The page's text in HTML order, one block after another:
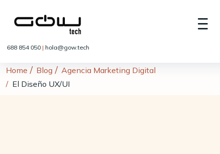
688 854 050 | hola@gow.tech
Home Blog
Agencia Marketing Digital
El Diseño UX/UI